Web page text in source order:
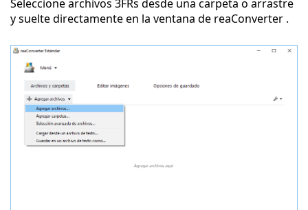
Seleccione archivos 3FRs desde una carpeta o arrastre
y suelte directamente en la ventana de reaConverter .